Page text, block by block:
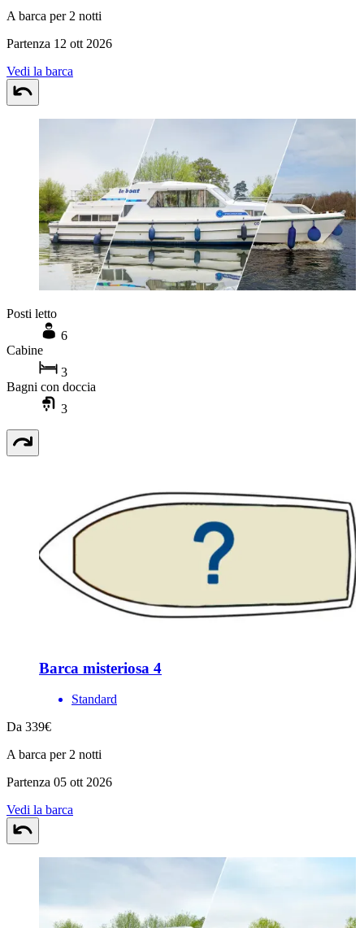
A barca per 2 notti
Partenza 12 ott 2026
Vedi la barca
Posti letto
6
Cabine
3
Bagni con doccia
3
Barca misteriosa 4
Standard
Da 339€
A barca per 2 notti
Partenza 05 ott 2026
Vedi la barca